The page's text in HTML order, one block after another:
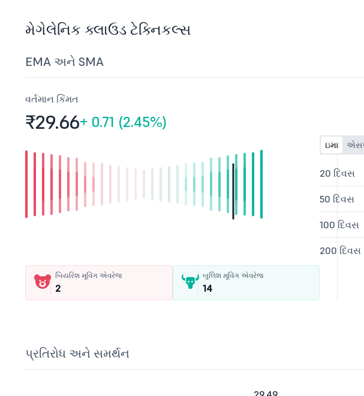
મેગેલેનિક ક્લાઉડ ટેક્નિકલ્સ
EMA અને SMA
વર્તમાન કિંમત
₹29.66+ 0.71 (2.45%)
બિયરિશ મૂવિંગ એવરેજ
2
બુલિશ મૂવિંગ એવરેજ
14
ઇમા
20 દિવસ
50 દિવસ
100 દિવસ
200 દિવસ
પ્રતિરોધ અને સમર્થન